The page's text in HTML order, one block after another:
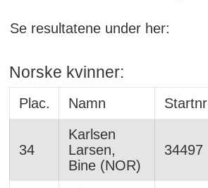
Se resultatene under her:
Norske kvinner:
Plac. Namn Startnr
34
Karlsen
Larsen,
Bine (NOR)
34497